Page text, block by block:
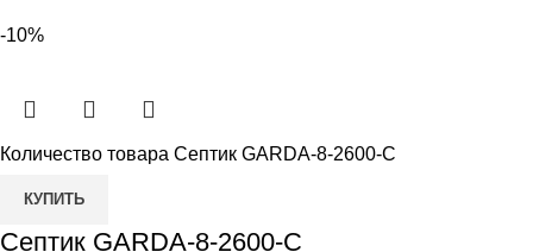
-10%
Количество товара Септик GARDA-8-2600-С
КУПИТЬ
Септик GARDA-8-2600-С